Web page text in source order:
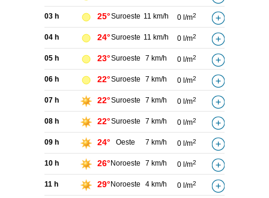
03 h 25°Suroeste 11 km/h 0 l/m2
04 h 24°Suroeste 11 km/h 0 l/m2
05 h 23°Suroeste 7 km/h 0 l/m2
06 h 22°Suroeste 7 km/h 0 l/m2
07 h 22°Suroeste 7 km/h 0 l/m2
08 h 22°Suroeste 7 km/h 0 l/m2
09 h 24° Oeste 7 km/h 0 l/m2
10 h 26° Noroeste 7 km/h 0 l/m2
11 h 29° Noroeste 4 km/h 0 l/m2